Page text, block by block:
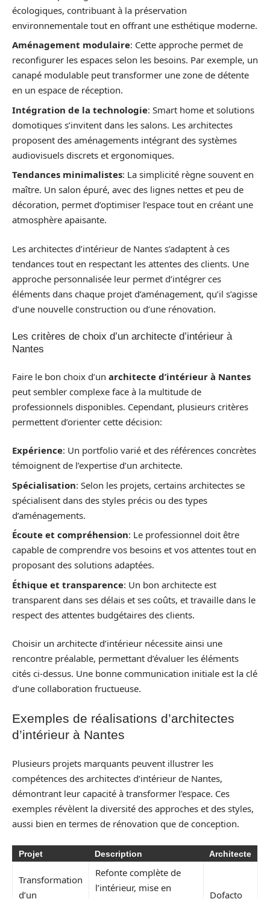
écologiques, contribuant à la préservation
environnementale tout en offrant une esthétique moderne.
Aménagement modulaire: Cette approche permet de
reconfigurer les espaces selon les besoins. Par exemple, un
canapé modulable peut transformer une zone de détente
en un espace de réception.
Intégration de la technologie: Smart home et solutions
domotiques s’invitent dans les salons. Les architectes
proposent des aménagements intégrant des systèmes
audiovisuels discrets et ergonomiques.
Tendances minimalistes: La simplicité règne souvent en
maître. Un salon épuré, avec des lignes nettes et peu de
décoration, permet d’optimiser l’espace tout en créant une
atmosphère apaisante.
Les architectes d’intérieur de Nantes s’adaptent à ces
tendances tout en respectant les attentes des clients. Une
approche personnalisée leur permet d’intégrer ces
éléments dans chaque projet d’aménagement, qu’il s’agisse
d’une nouvelle construction ou d’une rénovation.
Les critères de choix d’un architecte d’intérieur à
Nantes
Faire le bon choix d’un architecte d’intérieur à Nantes
peut sembler complexe face à la multitude de
professionnels disponibles. Cependant, plusieurs critères
permettent d’orienter cette décision:
Expérience: Un portfolio varié et des références concrètes
témoignent de l’expertise d’un architecte.
Spécialisation: Selon les projets, certains architectes se
spécialisent dans des styles précis ou des types
d’aménagements.
Écoute et compréhension: Le professionnel doit être
capable de comprendre vos besoins et vos attentes tout en
proposant des solutions adaptées.
Éthique et transparence: Un bon architecte est
transparent dans ses délais et ses coûts, et travaille dans le
respect des attentes budgétaires des clients.
Choisir un architecte d’intérieur nécessite ainsi une
rencontre préalable, permettant d’évaluer les éléments
cités ci-dessus. Une bonne communication initiale est la clé
d’une collaboration fructueuse.
Exemples de réalisations d’architectes
d’intérieur à Nantes
Plusieurs projets marquants peuvent illustrer les
compétences des architectes d’intérieur de Nantes,
démontrant leur capacité à transformer l’espace. Ces
exemples révèlent la diversité des approches et des styles,
aussi bien en termes de rénovation que de conception.
Projet Description Architecte
Transformation
d’un
Refonte complète de
l’intérieur, mise en
Dofacto